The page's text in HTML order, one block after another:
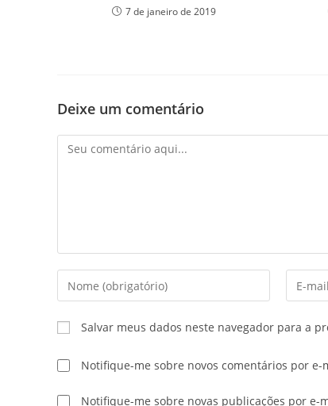
7 de janeiro de 2019
Deixe um comentário
Salvar meus dados neste navegador para a
Notifique-me sobre novos comentários por e-
Notifique-me sobre novas publicações por e-